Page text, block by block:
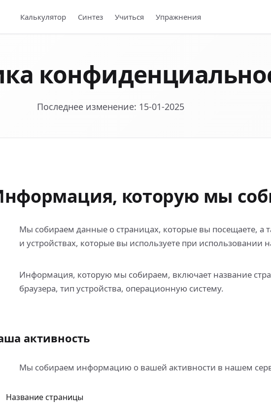
Калькулятор Синтез Учиться Упражнения
Последнее изменение: 15-01-2025
которую мы
Мы собираем данные о страницах, которые вы посещаете, а
и устройствах, которые вы используете при использовании
Информация, которую мы собираем, включает название
браузера, тип устройства, операционную систему.
активность
Мы собираем информацию о вашей активности в нашем
Название страницы